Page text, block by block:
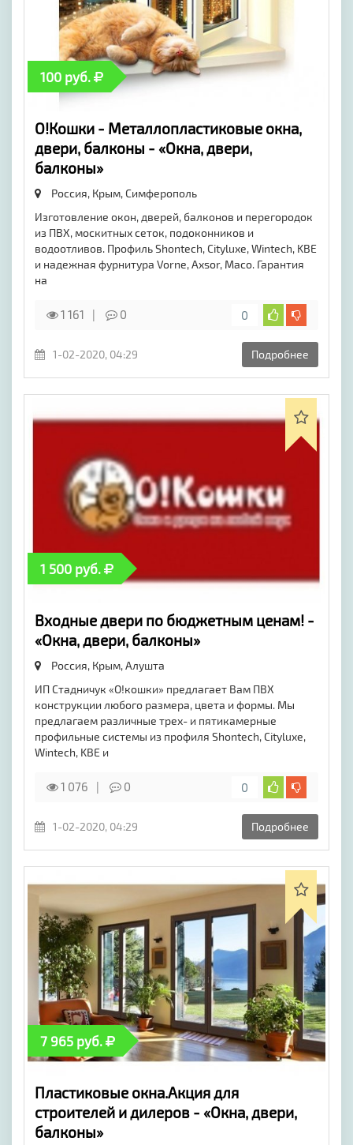
100 руб.
О!Кошки - Металлопластиковые окна,
двери, балконы - «Окна, двери,
балконы»
Россия, Крым,Симферополь
Изготовление окон, дверей, балконов и перегородок
из ПВХ, москитных сеток, подоконников и
водоотливов. Профиль Shontech, Cityluxe, Wintech, KBE
и надежная фурнитура Vorne, Axsor, Maco. Гарантия
на
1 161 0 0
1-02-2020, 04:29 Подробнее
1 500 руб.
Входные двери по бюджетным ценам! -
«Окна, двери, балконы»
Россия, Крым,Алушта
ИП Стадничук «О!кошки» предлагает Вам ПВХ
конструкции любого размера, цвета и формы. Мы
предлагаем различные трех- и пятикамерные
профильные системы из профиля Shontech, Cityluxe,
Wintech, KBE и
1 076 0 0
1-02-2020, 04:29 Подробнее
7 965 руб.
Пластиковые окна.Акция для
строителей и дилеров - «Окна, двери,
балконы»